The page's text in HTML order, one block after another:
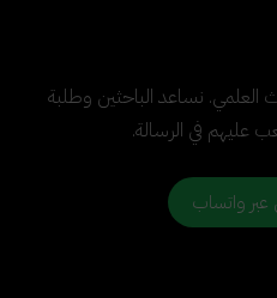
نساعد الباحثين وطلبة
عليهم في الرسالة.
واتساب